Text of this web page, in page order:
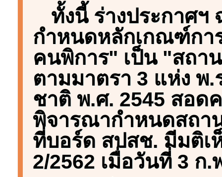
ทั้งนี้ ร่างประกาศ
กำหนดหลักเกณฑ์กา
คนพิการ" เป็น "สถา
ตามมาตรา 3 แห่ง พ
ชาติ พ.ศ. 2545 สอด
พิจารณากำหนดสถา
ที่บอร์ด สปสช. มีมติเ
2/2562 เมื่อวันที่ 3 ก.